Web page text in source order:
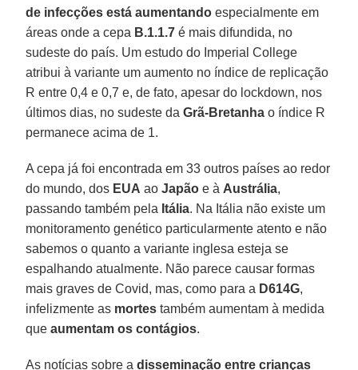
de infecções está aumentando especialmente em
áreas onde a cepa B.1.1.7 é mais difundida, no
sudeste do país. Um estudo do Imperial College
atribui à variante um aumento no índice de replicação
R entre 0,4 e 0,7 e, de fato, apesar do lockdown, nos
últimos dias, no sudeste daGrã-Bretanha o índice R
permanece acima de 1.
A cepa já foi encontrada em 33 outros países ao redor
do mundo, dos EUA aoJapão e à Austrália,
passando também pela Itália. Na Itália não existe um
monitoramento genético particularmente atento e não
sabemos o quanto a variante inglesa esteja se
espalhando atualmente. Não parece causar formas
mais graves de Covid, mas, como para a D614G,
infelizmente as mortes também aumentam à medida
queaumentam os contágios.
As notícias sobre adisseminação entre crianças